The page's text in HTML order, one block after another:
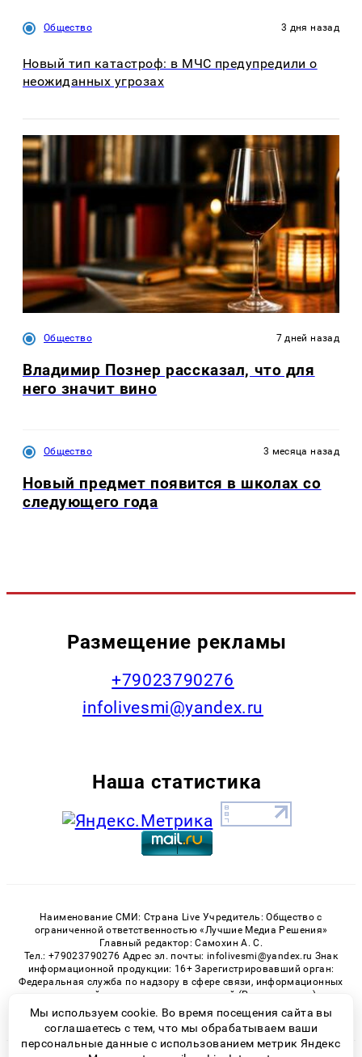
Общество 3 дня назад
Новый тип катастроф: в МЧС предупредили о
неожиданных угрозах
Общество 7 дней назад
Владимир Познер рассказал, что для
него значит вино
Общество 3 месяца назад
Новый предмет появится в школах со
следующего года
Размещение рекламы
+79023790276
infolivesmi@yandex.ru
Наша статистика
Наименование СМИ: Страна Live Учредитель: Общество с
ограниченной ответственностью «Лучшие Медиа Решения»
Главный редактор: Самохин А. С.
Тел.: +79023790276 Адрес эл. почты: infolivesmi@yandex.ru Знак
информационной продукции: 16+ Зарегистрировавший орган:
Федеральная служба по надзору в сфере связи, информационных
технологий и массовых коммуникаций (Роскомнадзор)
Регистрационный номер СМИ ЭЛ № ФС 77 - 82538 от 21.01.2022
Мы используем cookie. Во время посещения сайта вы
соглашаетесь с тем, что мы обрабатываем ваши
персональные данные с использованием метрик Яндекс